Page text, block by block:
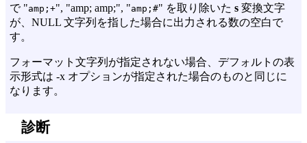
で "amp;+", "amp; amp;", "amp;#" を取り除いた s 変換文字
が、NULL 文字列を指した場合に出力される数の空白で
す。
フォーマット文字列が指定されない場合、デフォルトの表
示形式は -x オプションが指定された場合のものと同じに
なります。
診断